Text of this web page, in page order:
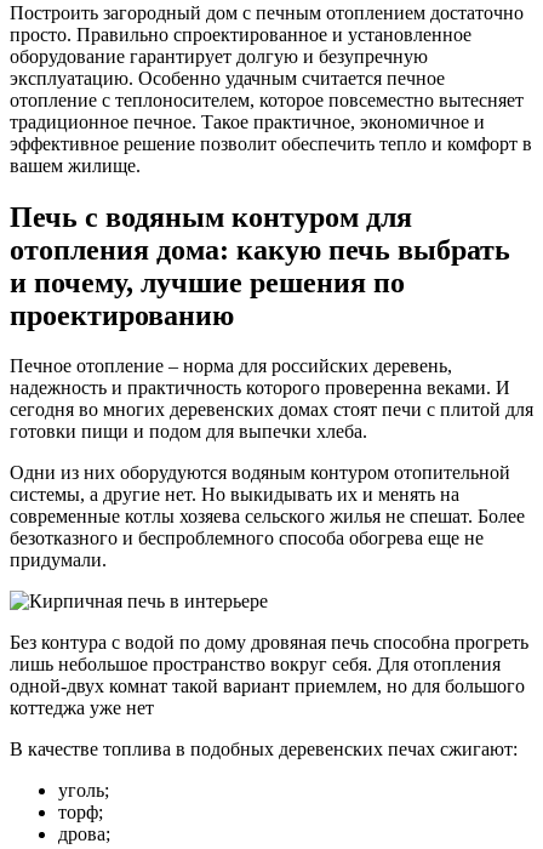
Построить загородный дом с печным отоплением достаточно
просто. Правильно спроектированное и установленное
оборудование гарантирует долгую и безупречную
эксплуатацию. Особенно удачным считается печное
отопление с теплоносителем, которое повсеместно вытесняет
традиционное печное. Такое практичное, экономичное и
эффективное решение позволит обеспечить тепло и комфорт в
вашем жилище.
Печь с водяным контуром для
отопления дома: какую печь выбрать
и почему, лучшие решения по
проектированию
Печное отопление – норма для российских деревень,
надежность и практичность которого проверенна веками. И
сегодня во многих деревенских домах стоят печи с плитой для
готовки пищи и подом для выпечки хлеба.
Одни из них оборудуются водяным контуром отопительной
системы, а другие нет. Но выкидывать их и менять на
современные котлы хозяева сельского жилья не спешат. Более
безотказного и беспроблемного способа обогрева еще не
придумали.
Без контура с водой по дому дровяная печь способна прогреть
лишь небольшое пространство вокруг себя. Для отопления
одной-двух комнат такой вариант приемлем, но для большого
коттеджа уже нет
В качестве топлива в подобных деревенских печах сжигают:
уголь;
торф;
дрова;